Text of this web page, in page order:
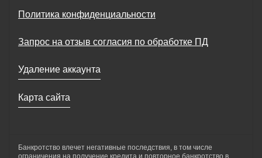
Политика конфиденциальности
Запрос на отзыв согласия по обработке ПД
Удаление аккаунта
Карта сайта
Банкротство влечет негативные последствия, в том числе
ограничения на получение кредита и повторное банкротство в